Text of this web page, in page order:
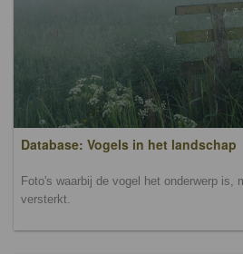
Database: Vogels in het landschap
Foto's waarbij de vogel het onderwerp is,
versterkt.